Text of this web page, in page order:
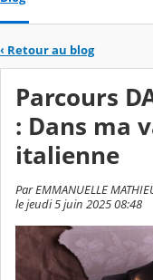
‹ Retour au blog
Parcours
: Dans ma
italienne
Par EMMANUELLE
le jeudi 5 juin 2025 08:48